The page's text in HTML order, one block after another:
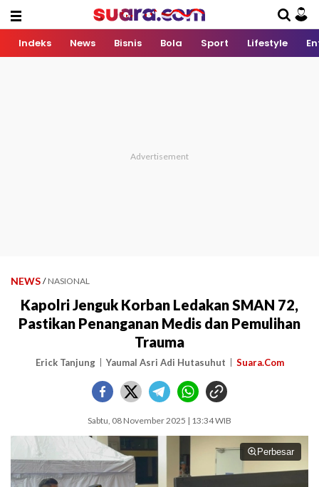
Indeks News Bisnis Bola Sport Lifestyle
NEWS / NASIONAL
Kapolri Jenguk Korban Ledakan SMAN 72,
Pastikan Penanganan Medis dan Pemulihan
Trauma
Erick Tanjung Yaumal Asri Adi Hutasuhut Suara.Com
Sabtu, 08 November 2025 | 13:34 WIB
Perbesar